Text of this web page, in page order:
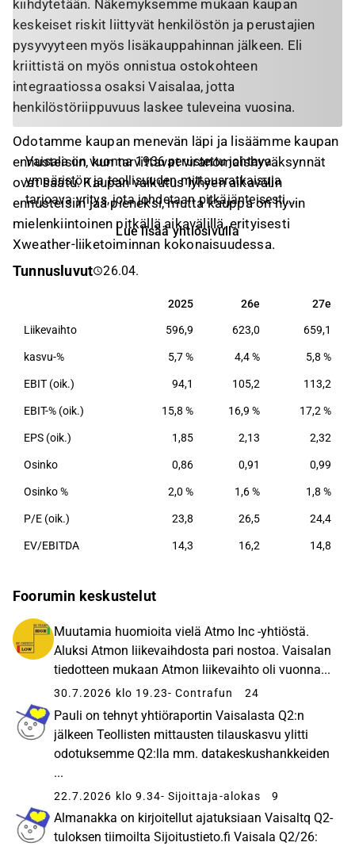
kiihdytetään. Näkemyksemme mukaan kaupan
keskeiset riskit liittyvät henkilöstön ja perustajien
pysyvyyteen myös lisäkauppahinnan jälkeen. Eli
kriittistä on myös onnistua ostokohteen
integraatiossa osaksi Vaisalaa, jotta
henkilöstöriippuvuus laskee tuleveina vuosina.
Odotamme kaupan menevän läpi ja lisäämme kaupan
ennusteisiin, kun tarvittavat viranomaishyväksynnät
ovat saatu. Kaupan vaikutus lyhyen aikavälin
ennusteisiin jää pieneksi, mutta kauppa on hyvin
mielenkiintoinen pitkällä aikavälillä, erityisesti
Xweather-liiketoiminnan kokonaisuudessa.
Vaisala on vuonna 1936 perustettu johtava
ympäristön ja teollisuuden mittausratkaisuja
tarjoava yritys, jota johdetaan pitkäjänteisesti.
Vaisala tarjoaa kattavan valikoiman innovatiivisia
havainto- ja mittaustuotteita ja palveluja
riippuvaisten toimialojen mittaustarpeisiin. Yhtiön
ovat yksityisen ja julkisen puolen toimijat.
Lue lisää yhtiösivulla
Tunnusluvut 26.04.
2025 26e 27e
2025 26e 27e
Liikevaihto 596,9 623,0 659,1
kasvu-% 5,7 % 4,4 % 5,8 %
EBIT (oik.) 94,1 105,2 113,2
EBIT-% (oik.) 15,8 % 16,9 % 17,2 %
EPS (oik.) 1,85 2,13 2,32
Osinko 0,86 0,91 0,99
Osinko % 2,0 % 1,6 % 1,8 %
P/E (oik.) 23,8 26,5 24,4
EV/EBITDA 14,3 16,2 14,8
Foorumin keskustelut
Muutamia huomioita vielä Atmo Inc -yhtiöstä.
Aluksi Atmon liikevaihdosta pari nostoa. Vaisalan
tiedotteen mukaan Atmon liikevaihto oli vuonna...
30.7.2026 klo 19.23- Contrafun 24
Pauli on tehnyt yhtiöraportin Vaisalasta Q2:n
jälkeen​ Teollisten mittausten tilauskasvu ylitti
odotuksemme Q2:lla mm. datakeskushankkeiden
...
22.7.2026 klo 9.34- Sijoittaja-alokas 9
Almanakka on kirjoitellut ajatuksiaan Vaisaltq Q2-
tuloksen tiimoilta​ Sijoitustieto.fi Vaisala Q2/26: